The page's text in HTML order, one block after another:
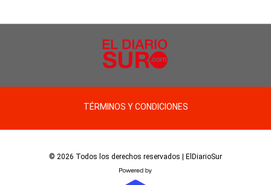
TÉRMINOS Y CONDICIONES
© 2026 Todos los derechos reservados | ElDiarioSur